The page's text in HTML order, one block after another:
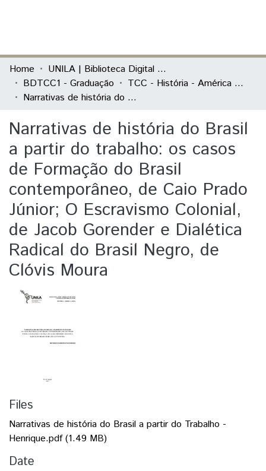
Communities & Collections
All of DSpace
Home
UNILA | Biblioteca Digital de Trabalhos de Conclusão de Curso
BDTCC1 - Graduação
TCC - História - América Latina
Narrativas de história do Brasil a partir do trabalho: os casos de Formação do Brasil contemporâneo, de Caio Prado Júnior; O Escravismo Colonial, de Jacob Gorender e Dialética Radical do Brasil Negro, de Clóvis Moura
Narrativas de história do Brasil
a partir do trabalho: os casos
de Formação do Brasil
contemporâneo, de Caio Prado
Júnior; O Escravismo Colonial,
de Jacob Gorender e Dialética
Radical do Brasil Negro, de
Clóvis Moura
Files
Narrativas de história do Brasil a partir do Trabalho -
Henrique.pdf(1.49 MB)
Date